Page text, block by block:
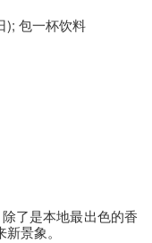
); 包一杯饮料
了是本地最出色的香
景象。